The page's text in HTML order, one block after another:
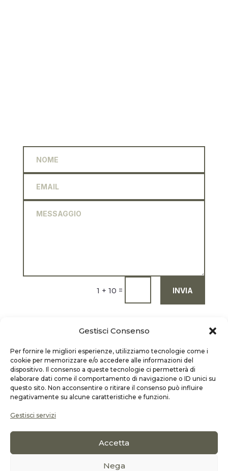
Gestisci Consenso
Per fornire le migliori esperienze, utilizziamo tecnologie come i
cookie per memorizzare e/o accedere alle informazioni del
dispositivo. Il consenso a queste tecnologie ci permetterà di
elaborare dati come il comportamento di navigazione o ID unici su
questo sito. Non acconsentire o ritirare il consenso può influire
negativamente su alcune caratteristiche e funzioni.
Gestisci servizi
Accetta
Nega
1 + 10 = INVIA
📧 ciao@momentidifamiglia.it
📞 WhatsApp e telefono: +39 339 544 3676
ORARIO